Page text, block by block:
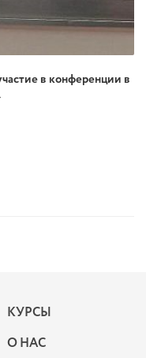
в конференции в
КУРСЫ
О НАС